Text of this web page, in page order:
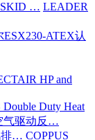
SKID … LEADER
ATEX认
HP and
Double Duty Heat
气驱动反…
排… COPPUS